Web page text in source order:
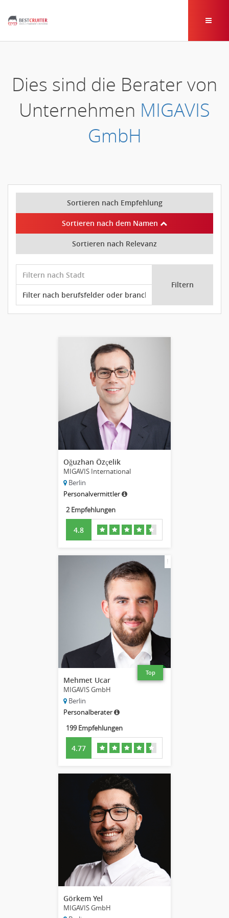
Dies sind die Berater von
Unternehmen MIGAVIS
GmbH
Sortieren nach Empfehlung
Sortieren nach dem Namen
Sortieren nach Relevanz
Filtern
Oğuzhan Özçelik
MIGAVIS International
Berlin
Personalvermittler
2 Empfehlungen
4.8
!
Top
Mehmet Ucar
MIGAVIS GmbH
Berlin
Personalberater
199 Empfehlungen
4.77
Görkem Yel
MIGAVIS GmbH